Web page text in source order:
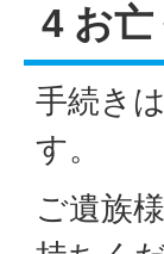
4 お
手続き
す。
ご遺族